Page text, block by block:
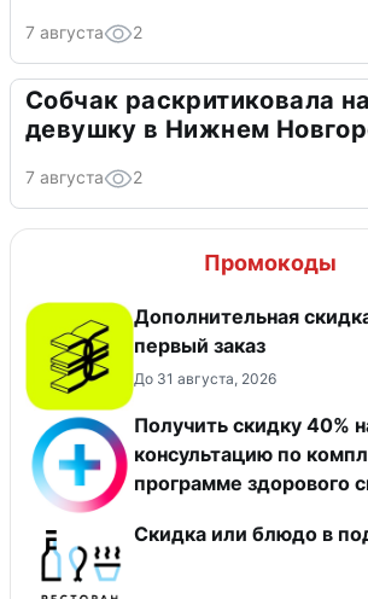
7 августа 2
Собчак раскритиковала
девушку в Нижнем
7 августа 2
Промокоды
Дополнительная
первый заказ
До 31 августа, 2026
Получить скидку 40%
консультацию по
программе здорового
Скидка или блюдо в